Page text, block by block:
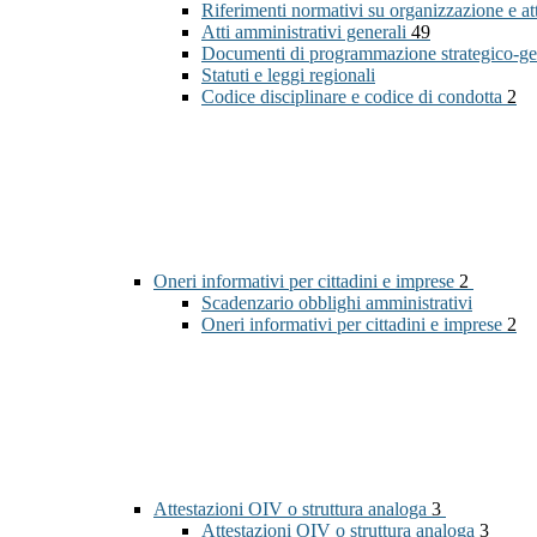
Riferimenti normativi su organizzazione e
Atti amministrativi generali 49
Documenti di programmazione strategico-
Statuti e leggi regionali
Codice disciplinare e codice di condotta 2
Oneri informativi per cittadini e imprese 2
Scadenzario obblighi amministrativi
Oneri informativi per cittadini e imprese 2
Attestazioni OIV o struttura analoga 3
Attestazioni OIV o struttura analoga 3